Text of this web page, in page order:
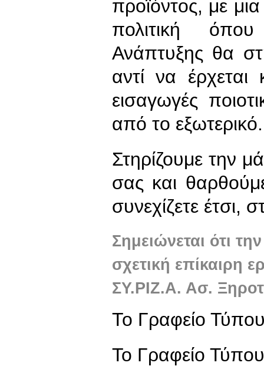
προϊόντος, με
πολιτική
Ανάπτυξης θα
αντί να έρχεται
εισαγωγές
από το εξωτερικό.
Στηρίζουμε την
σας και
συνεχίζετε έτσι,
Σημειώνεται ότι
σχετική επίκαιρη
ΣΥ.ΡΙΖ.Α. Ασ.
Το Γραφείο
To Γραφείο Τύπου